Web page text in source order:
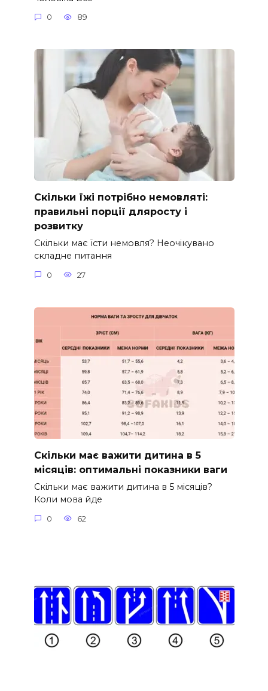
0 89
Скільки їжі потрібно немовляті:
правильні порції дляросту і
розвитку
Скільки має їсти немовля? Неочікувано
складне питання
0 27
Скільки має важити дитина в 5
місяців: оптимальні показники ваги
Скільки має важити дитина в 5 місяців?
Коли мова йде
0 62